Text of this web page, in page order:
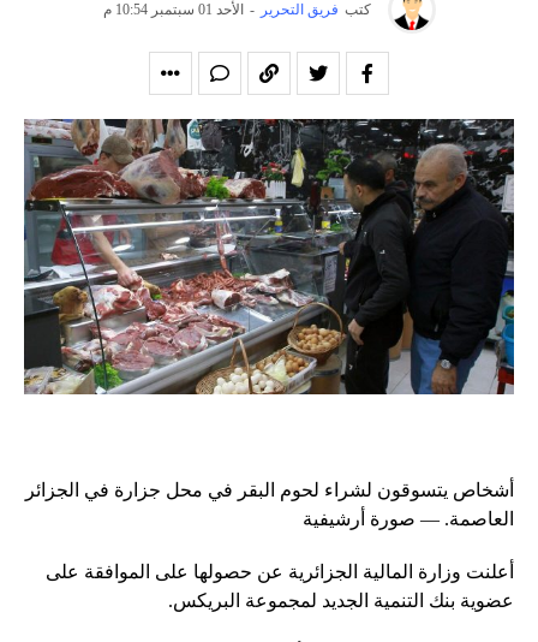
كتب فريق التحرير - الأحد 01 سبتمبر 10:54 م
أشخاص يتسوقون لشراء لحوم البقر في محل جزارة في الجزائر
العاصمة. — صورة أرشيفية
أعلنت وزارة المالية الجزائرية عن حصولها على الموافقة على
عضوية بنك التنمية الجديد لمجموعة البريكس.